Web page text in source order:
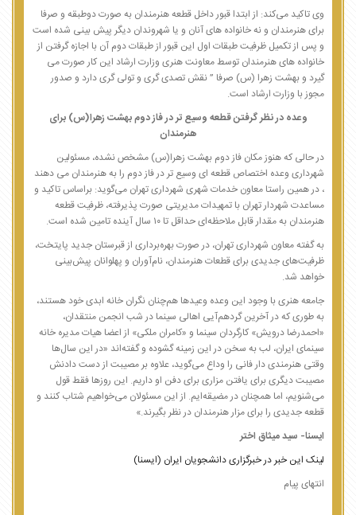
وی تاکید می‌کند: از ابتدا قبور داخل قطعه هنرمندان به صورت دوطبقه و صرفا
برای هنرمندان و نه خانواده های آنان و یا شهروندان دیگر پیش بینی شده است
و پس از تکمیل ظرفیت طبقات اول این قبور از طبقات دوم آن با اجازه گرفتن از
خانواده های هنرمندان توسط معاونت هنری وزارت ارشاد این کار صورت می
گیرد و بهشت زهرا (س) صرفا ” نقش تصدی گری و تولی گری دارد و صدور
مجوز با وزارت ارشاد است.
وعده در نظر گرفتن قطعه وسیع تر در فاز دوم بهشت زهرا(س) برای
هنرمندان
در حالی که هنوز مکان فاز دوم بهشت زهرا(س) مشخص نشده، مسئولین
شهرداری وعده اختصاص قطعه ای وسیع تر در فاز دوم را به هنرمندان می دهند
، در همین راستا معاون خدمات شهری شهرداری تهران می‌گوید: براساس تاکید و
مساعدت شهردار تهران با تمهیدات مدیریتی صورت پذیرفته، ظرفیت قطعه
هنرمندان به مقدار قابل ملاحظه‌ای حداقل تا ۱۰ سال آینده تامین شده است.
به گفته معاون شهرداری تهران، در صورت بهره‌برداری از قبرستان جدید پایتخت،
ظرفیت‌های جدیدی برای قطعات هنرمندان، نام‌آوران و پهلوانان پیش‌بینی
خواهد شد.
جامعه هنری با وجود این وعده وعیدها هم‌چنان نگران خانه ابدی خود هستند،
به طوری که در آخرین گردهم‌آیی اهالی سینما در شب انجمن منتقدان،
«احمدرضا درویش» کارگردان سینما و «کامران ملکی» از اعضا هیات مدیره خانه
سینمای ایران، لب به سخن در این زمینه گشوده و گفته‌اند «در این سال‌ها
وقتی هنرمندی دار فانی را وداع می‌گوید، علاوه بر مصیبت از دست دادنش
مصیبت دیگری برای یافتن مزاری برای دفن او داریم. این روزها فقط قول
می‌شنویم، اما همچنان در مضیقه‌ایم. از این مسئولان می‌خواهیم شتاب کنند و
قطعه جدیدی را برای مزار هنرمندان در نظر بگیرند.»
ایسنا- سید میثاق اختر
لینک این خبر در خبرگزاری دانشجویان ایران (ایسنا)
انتهای پیام